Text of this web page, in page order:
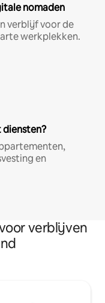
nomaden
verblijf voor de
werkplekken.
en
verblijven